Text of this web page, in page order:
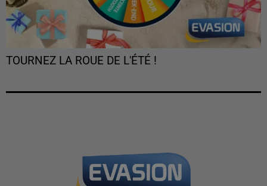
TOURNEZ LA ROUE DE L'ÉTÉ !